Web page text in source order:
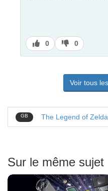
J’aime
0
J’aime
pas
0
Voir tous
GB The Legend of Zelda
Sur le même sujet